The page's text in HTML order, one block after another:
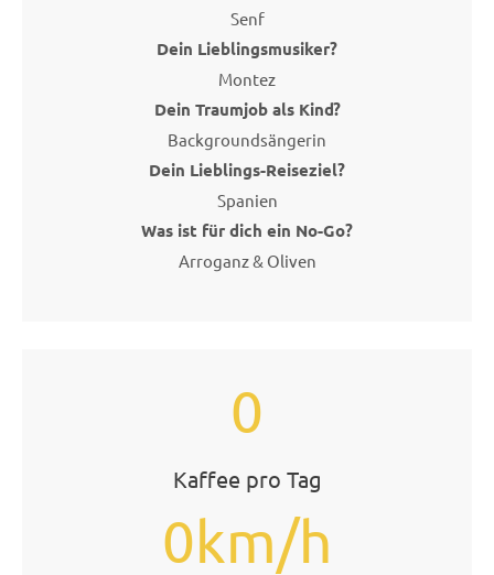
Senf
Dein Lieblingsmusiker?
Montez
Dein Traumjob als Kind?
Backgroundsängerin
Dein Lieblings-Reiseziel?
Spanien
Was ist für dich ein No-Go?
Arroganz & Oliven
0
Kaffee pro Tag
0km/h